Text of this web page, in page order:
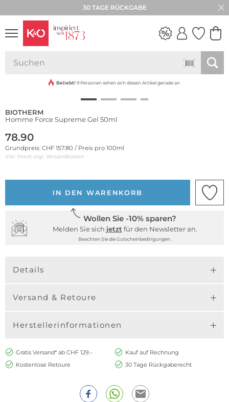
30 TAGE RÜCKGABE
VIBES
Beliebt! 9 Personen sehen sich diesen Artikel gerade an
BIOTHERM
Homme Force Supreme Gel 50ml
78.90
Grundpreis: CHF 157.80 / Preis pro 100ml
inkl. Mwst zzgl. Versandkosten
IN DEN WARENKORB
Wollen Sie -10% sparen?
Melden Sie sich jetzt für den Newsletter an.
Beachten Sie die Gutscheinbedingungen.
Details
Versand & Retoure
Herstellerinformationen
Gratis Versand* ab CHF 129.-
Kauf auf Rechnung
Kostenlose Retoure
30 Tage Rückgaberecht